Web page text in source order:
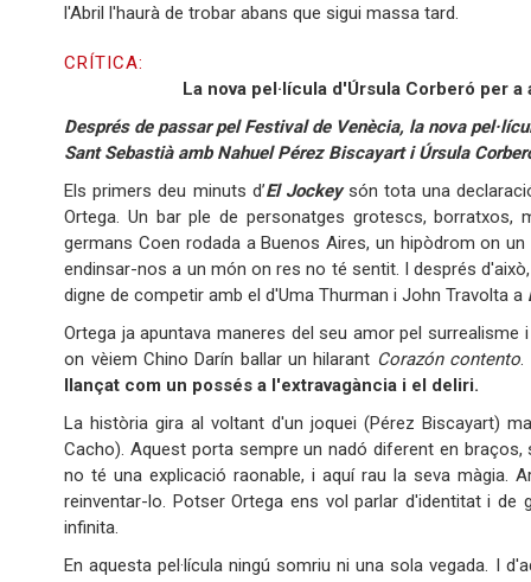
l'Abril l'haurà de trobar abans que sigui massa tard.
CRÍTICA:
La nova pel·lícula d'Úrsula Corberó per
Després de passar pel Festival de Venècia, la nova
Sant Sebastià amb Nahuel Pérez Biscayart i Úrsula
Els primers deu minuts d’El Jockeysón tota una
Ortega. Un bar ple de personatges grotescs, borratxos,
germans Coen rodada a Buenos Aires, un hipòdrom on
endinsar-nos a un món on res no té sentit. I després
digne de competir amb el d'Uma Thurman i John Travolta a
Ortega ja apuntava maneres del seu amor pel
on vèiem Chino Darín ballar un hilarant Corazón contento.
llançat com un possés a l'extravagància i el deliri.
La història gira al voltant d'un joquei (Pérez Biscayart)
Cacho). Aquest porta sempre un nadó diferent en
no té una explicació raonable, i aquí rau la seva màgia.
reinventar-lo. Potser Ortega ens vol parlar d'identitat i
infinita.
En aquesta pel·lícula ningú somriu ni una sola vegada. I